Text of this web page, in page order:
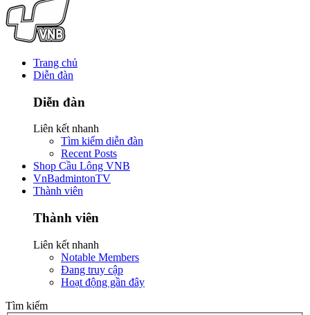
Trang chủ
Diễn đàn
Diễn đàn
Liên kết nhanh
Tìm kiếm diễn đàn
Recent Posts
Shop Cầu Lông VNB
VnBadmintonTV
Thành viên
Thành viên
Liên kết nhanh
Notable Members
Đang truy cập
Hoạt động gần đây
Tìm kiếm